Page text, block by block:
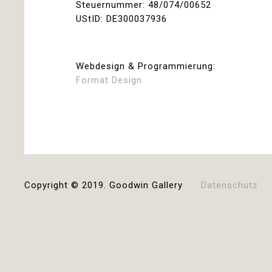
Steuernummer: 48/074/00652
UStID: DE300037936
Webdesign & Programmierung:
Format Design
Copyright © 2019. Goodwin Gallery Datenschutz